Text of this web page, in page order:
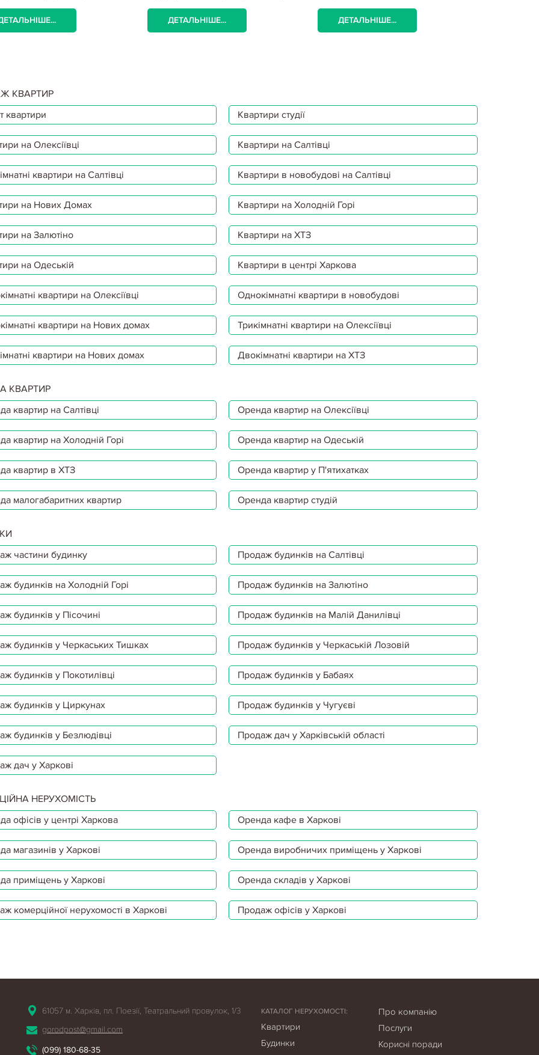
ДЕТАЛЬНІШЕ... ДЕТАЛЬНІШЕ...
КВАРТИР
квартири
Квартири студії
на Олексіївці Квартири на Салтівці
квартири на Салтівці Квартири в новобудові на Салтівці
на Нових Домах Квартири на Холодній Горі
на Залютіно Квартири на ХТЗ
на Одеській Квартири в центрі Харкова
квартири на Олексіївці Однокімнатні квартири в новобудові
квартири на Нових домах Трикімнатні квартири на Олексіївці
квартири на Нових домах Двокімнатні квартири на ХТЗ
КВАРТИР
квартир на Салтівці
Оренда квартир на Олексіївці
квартир на Холодній Горі Оренда квартир на Одеській
квартир в ХТЗ Оренда квартир у П'ятихатках
малогабаритних квартир Оренда квартир студій
частини будинку
Продаж будинків на Салтівці
будинків на Холодній Горі Продаж будинків на Залютіно
будинків у Пісочині Продаж будинків на Малій Данилівці
будинків у Черкаських Тишках Продаж будинків у Черкаській Лозовій
будинків у Покотилівці Продаж будинків у Бабаях
будинків у Циркунах Продаж будинків у Чугуєві
будинків у Безлюдівці Продаж дач у Харківській області
дач у Харкові
НЕРУХОМІСТЬ
офісів у центрі Харкова
Оренда кафе в Харкові
магазинів у Харкові Оренда виробничих приміщень у Харкові
приміщень у Харкові Оренда складів у Харкові
комерційної нерухомості в Харкові Продаж офісів у Харкові
61057 м. Харків, пл. Поезії, Театральний провулок, 1/3
gorodpost@gmail.com
(099) 180-68-35
КАТАЛОГ НЕРУХОМОСТІ:
Квартири
Будинки
Про компанію
Послуги
Корисні поради